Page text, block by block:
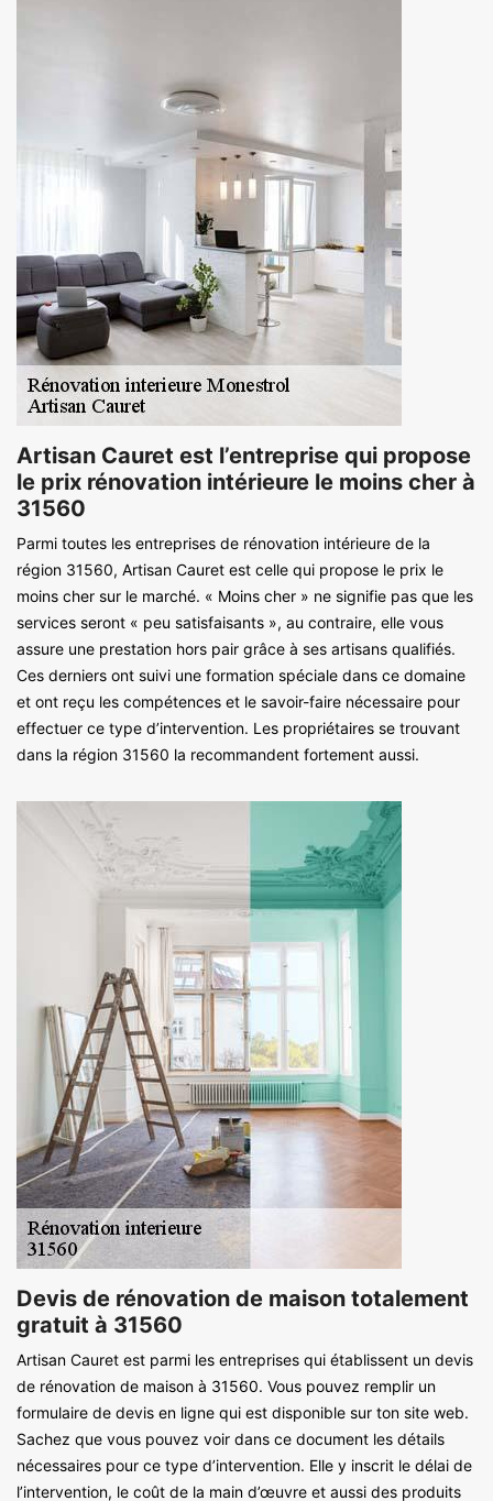
Artisan Cauret est l’entreprise qui propose
le prix rénovation intérieure le moins cher à
31560
Parmi toutes les entreprises de rénovation intérieure de la
région 31560, Artisan Cauret est celle qui propose le prix le
moins cher sur le marché. « Moins cher » ne signifie pas que les
services seront « peu satisfaisants », au contraire, elle vous
assure une prestation hors pair grâce à ses artisans qualifiés.
Ces derniers ont suivi une formation spéciale dans ce domaine
et ont reçu les compétences et le savoir-faire nécessaire pour
effectuer ce type d’intervention. Les propriétaires se trouvant
dans la région 31560 la recommandent fortement aussi.
Devis de rénovation de maison totalement
gratuit à 31560
Artisan Cauret est parmi les entreprises qui établissent un devis
de rénovation de maison à 31560. Vous pouvez remplir un
formulaire de devis en ligne qui est disponible sur ton site web.
Sachez que vous pouvez voir dans ce document les détails
nécessaires pour ce type d’intervention. Elle y inscrit le délai de
l’intervention, le coût de la main d’œuvre et aussi des produits